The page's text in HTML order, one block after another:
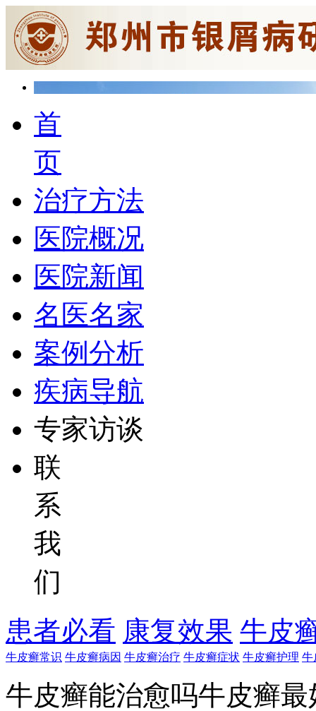
首
页
治疗方法
医院概况
医院新闻
名医名家
案例分析
疾病导航
专家访谈
联
系
我
们
患者必看 康复效果 牛皮
牛皮癣常识 牛皮癣病因 牛皮癣治疗 牛皮癣症状 牛皮癣护理 牛
牛皮癣能治愈吗牛皮癣最